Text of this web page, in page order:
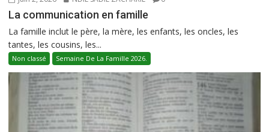
La communication en famille
La famille inclut le père, la mère, les enfants, les oncles, les
tantes, les cousins, les...
Non classé Semaine De La Famille 2026.